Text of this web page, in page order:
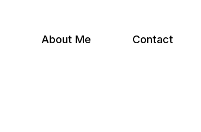
About Me Contact